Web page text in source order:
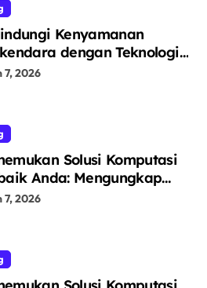
Kenyamanan
dengan Teknologi
Mengenal V-Kool
7, 2026
Solusi Komputasi
Anda: Mengungkap
Laptop GO
7, 2026